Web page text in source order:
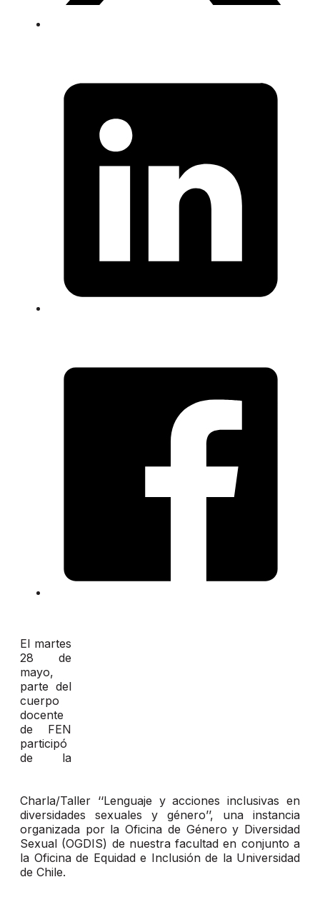
El martes
28 de
mayo,
parte del
cuerpo
docente
de FEN
participó
de la
Charla/Taller ‘‘Lenguaje y acciones inclusivas en
diversidades sexuales y género’’, una instancia
organizada por la Oficina de Género y Diversidad
Sexual (OGDIS) de nuestra facultad en conjunto a
la Oficina de Equidad e Inclusión de la Universidad
de Chile.